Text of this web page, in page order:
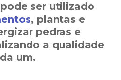
ser utilizado
, plantas e
pedras e
a qualidade
um.